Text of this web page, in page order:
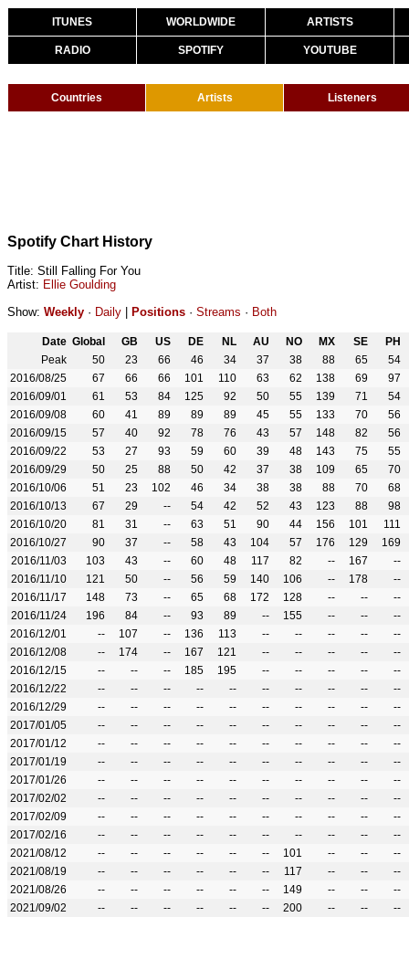
ITUNES WORLDWIDE ARTISTS
RADIO SPOTIFY YOUTUBE
Countries Artists Listeners
Spotify Chart History
Title: Still Falling For You
Artist: Ellie Goulding
Show: Weekly · Daily Positions · Streams · Both
Date Global GB US DE NL AU NO MX SE
PH
Peak
50 23 66 46 34 37 38 88 65
54
2016/08/25
67 66 66 101 110 63 62 138 69
97
2016/09/01
61 53 84 125 92 50 55 139 71
54
2016/09/08
60 41 89 89 89 45 55 133 70
56
2016/09/15
57 40 92 78 76 43 57 148 82
56
2016/09/22
53 27 93 59 60 39 48 143 75
55
2016/09/29
50 25 88 50 42 37 38 109 65
70
2016/10/06
51 23 102 46 34 38 38 88 70
68
2016/10/13
67 29 -- 54 42 52 43 123 88
98
2016/10/20
81 31 -- 63 51 90 44 156 101
111
2016/10/27
90 37 -- 58 43 104 57 176 129
169
2016/11/03
103 43 -- 60 48 117 82 -- 167
--
2016/11/10
121 50 -- 56 59 140 106 -- 178
--
2016/11/17
148 73 -- 65 68 172 128 -- --
--
2016/11/24
196 84 -- 93 89 -- 155 -- --
--
2016/12/01
-- 107 -- 136 113 -- -- -- --
--
2016/12/08
-- 174 -- 167 121 -- -- -- --
--
2016/12/15
-- -- -- 185 195 -- -- -- --
--
2016/12/22
-- -- -- -- -- -- -- -- --
--
2016/12/29
-- -- -- -- -- -- -- -- --
--
2017/01/05
-- -- -- -- -- -- -- -- --
--
2017/01/12
-- -- -- -- -- -- -- -- --
--
2017/01/19
-- -- -- -- -- -- -- -- --
--
2017/01/26
-- -- -- -- -- -- -- -- --
--
2017/02/02
-- -- -- -- -- -- -- -- --
--
2017/02/09
-- -- -- -- -- -- -- -- --
--
2017/02/16
-- -- -- -- -- -- -- -- --
--
2021/08/12
-- -- -- -- -- -- 101 -- --
--
2021/08/19
-- -- -- -- -- -- 117 -- --
--
2021/08/26
-- -- -- -- -- -- 149 -- --
--
2021/09/02
-- -- -- -- -- -- 200 -- -- --